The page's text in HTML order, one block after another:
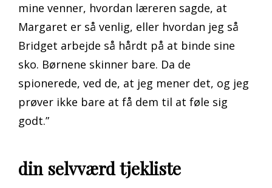
mine venner, hvordan læreren sagde, at
Margaret er så venlig, eller hvordan jeg så
Bridget arbejde så hårdt på at binde sine
sko. Børnene skinner bare. Da de
spionerede, ved de, at jeg mener det, og jeg
prøver ikke bare at få dem til at føle sig
godt.”
din selvværd tjekliste